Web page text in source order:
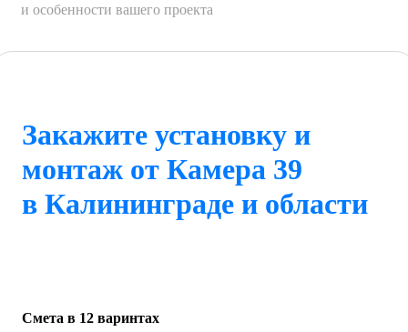
и особенности вашего проекта
Закажите установку и
монтаж от Камера 39
в Калининграде и области
Смета в 12 варинтах